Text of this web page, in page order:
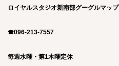
ロイヤルスタジオ新南部グーグルマップ
☎096-213-7557
毎週水曜・第1木曜定休